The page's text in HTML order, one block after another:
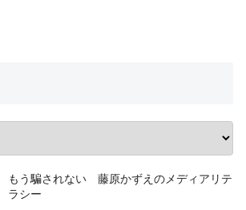
もう騙されない 藤原かずえのメディアリテ
ラシー